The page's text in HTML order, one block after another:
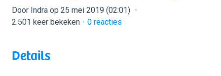
Door Indra op 25 mei 2019 (02:01)
2.501 keer bekeken
0 reacties
Details